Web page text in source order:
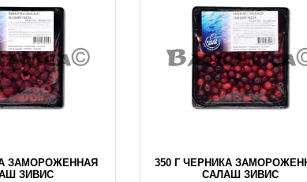
ЗАМОРОЖЕННАЯ
ЗИВИС
350 Г ЧЕРНИКА
САЛАШ ЗИВИС